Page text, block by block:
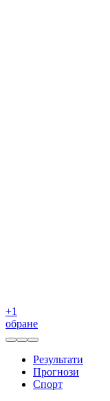
+1
обране
Результати
Прогнози
Спорт